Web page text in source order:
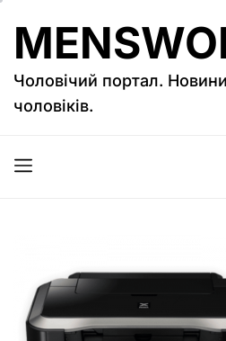
до
вмісту
Чоловічий портал.
чоловіків.